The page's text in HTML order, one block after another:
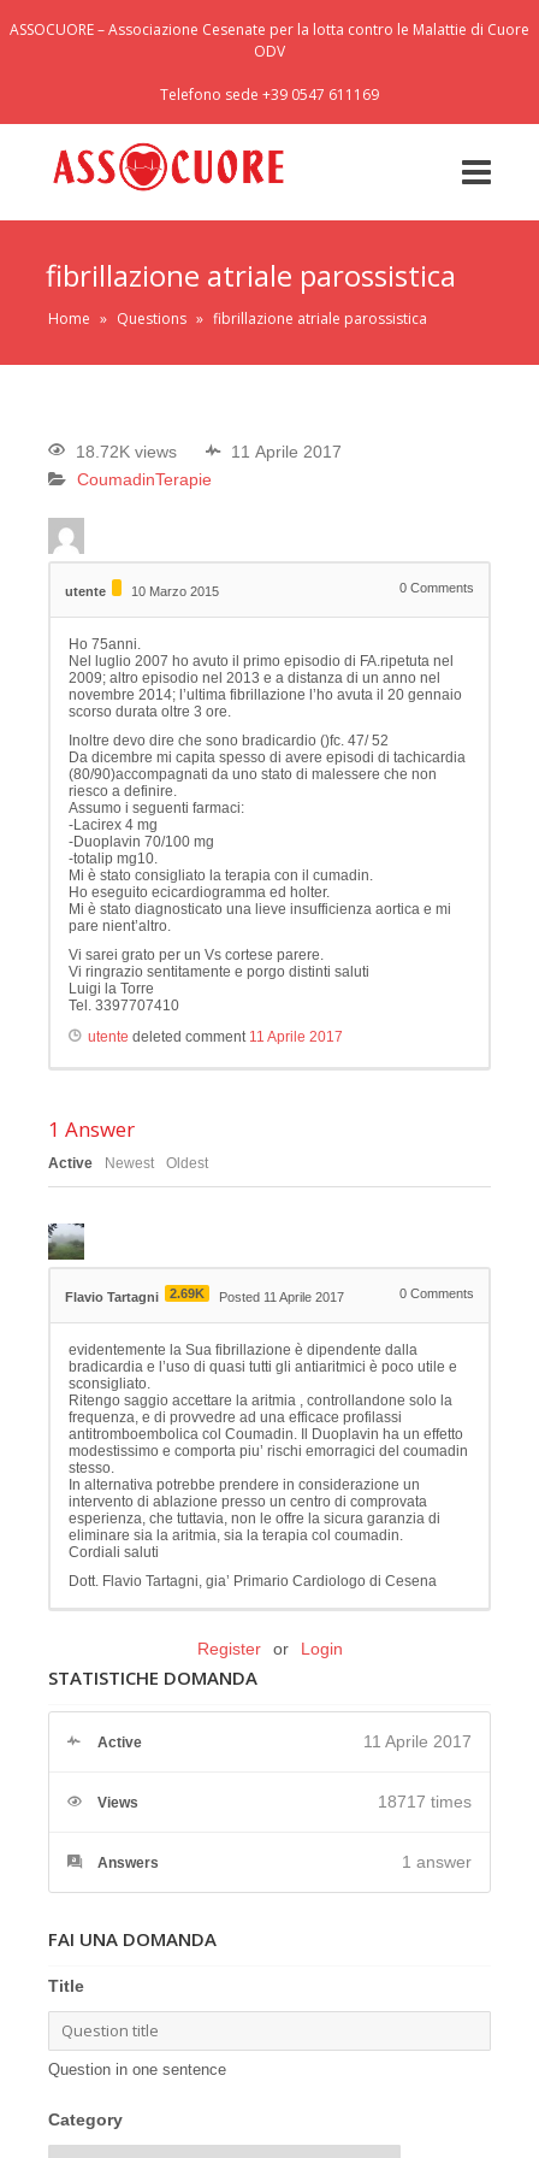
ASSOCUORE – Associazione Cesenate per la lotta contro le Malattie di Cuore
ODV
Telefono sede +39 0547 611169
fibrillazione atriale parossistica
Home » Questions » fibrillazione atriale parossistica
18.72K views
11 Aprile 2017
CoumadinTerapie
utente 10 Marzo 2015 0 Comments
Ho 75anni.
Nel luglio 2007 ho avuto il primo episodio di FA.ripetuta nel
2009; altro episodio nel 2013 e a distanza di un anno nel
novembre 2014; l’ultima fibrillazione l’ho avuta il 20 gennaio
scorso durata oltre 3 ore.
Inoltre devo dire che sono bradicardio ()fc. 47/ 52
Da dicembre mi capita spesso di avere episodi di tachicardia
(80/90)accompagnati da uno stato di malessere che non
riesco a definire.
Assumo i seguenti farmaci:
-Lacirex 4 mg
-Duoplavin 70/100 mg
-totalip mg10.
Mi è stato consigliato la terapia con il cumadin.
Ho eseguito ecicardiogramma ed holter.
Mi è stato diagnosticato una lieve insufficienza aortica e mi
pare nient’altro.
Vi sarei grato per un Vs cortese parere.
Vi ringrazio sentitamente e porgo distinti saluti
Luigi la Torre
Tel. 3397707410
utente deleted comment 11 Aprile 2017
1 Answer
Active Newest Oldest
Flavio Tartagni 2.69K Posted 11 Aprile 2017 0 Comments
evidentemente la Sua fibrillazione è dipendente dalla
bradicardia e l’uso di quasi tutti gli antiaritmici è poco utile e
sconsigliato.
Ritengo saggio accettare la aritmia , controllandone solo la
frequenza, e di provvedre ad una efficace profilassi
antitromboembolica col Coumadin. Il Duoplavin ha un effetto
modestissimo e comporta piu’ rischi emorragici del coumadin
stesso.
In alternativa potrebbe prendere in considerazione un
intervento di ablazione presso un centro di comprovata
esperienza, che tuttavia, non le offre la sicura garanzia di
eliminare sia la aritmia, sia la terapia col coumadin.
Cordiali saluti
Dott. Flavio Tartagni, gia’ Primario Cardiologo di Cesena
Register or Login
STATISTICHE DOMANDA
Active 11 Aprile 2017
Views 18717 times
Answers 1 answer
FAI UNA DOMANDA
Title
Question in one sentence
Category